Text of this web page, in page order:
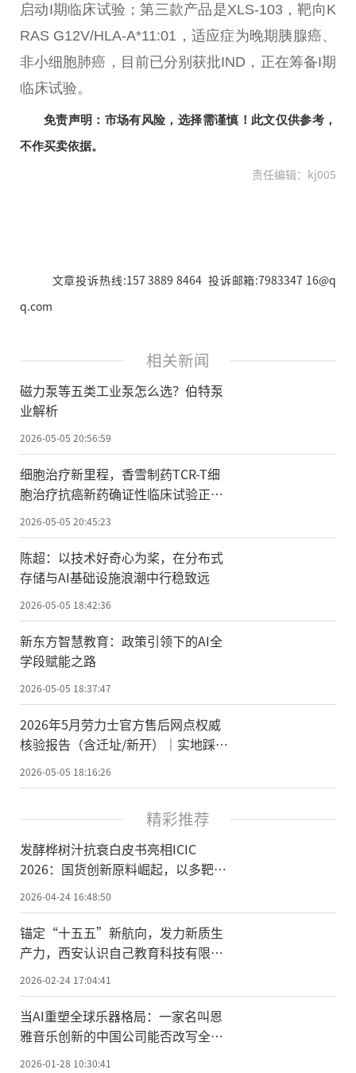
启动I期临床试验；第三款产品是XLS-103，靶向K
RAS G12V/HLA-A*11:01，适应症为晚期胰腺癌、
非小细胞肺癌，目前已分别获批IND，正在筹备I期
临床试验。
免责声明：市场有风险，选择需谨慎！此文仅供参考，
不作买卖依据。
责任编辑：kj005
文章投诉热线:157 3889 8464 投诉邮箱:7983347 16@q
q.com
相关新闻
磁力泵等五类工业泵怎么选？伯特泵
业解析
2026-05-05 20:56:59
细胞治疗新里程，香雪制药TCR-T细
胞治疗抗癌新药确证性临床试验正式
启动
2026-05-05 20:45:23
陈超：以技术好奇心为桨，在分布式
存储与AI基础设施浪潮中行稳致远
2026-05-05 18:42:36
新东方智慧教育：政策引领下的AI全
学段赋能之路
2026-05-05 18:37:47
2026年5月劳力士官方售后网点权威
核验报告（含迁址/新开）｜实地踩坑
2026-05-05 18:16:26
精彩推荐
发酵桦树汁抗衰白皮书亮相ICIC
2026：国货创新原料崛起，以多靶点
机制重构细胞级抗衰
2026-04-24 16:48:50
锚定“十五五”新航向，发力新质生
产力，西安认识自己教育科技有限公
司荣膺国家级科技型中小企业
2026-02-24 17:04:41
当AI重塑全球乐器格局：一家名叫恩
雅音乐创新的中国公司能否改写全球
乐器创新史？
2026-01-28 10:30:41